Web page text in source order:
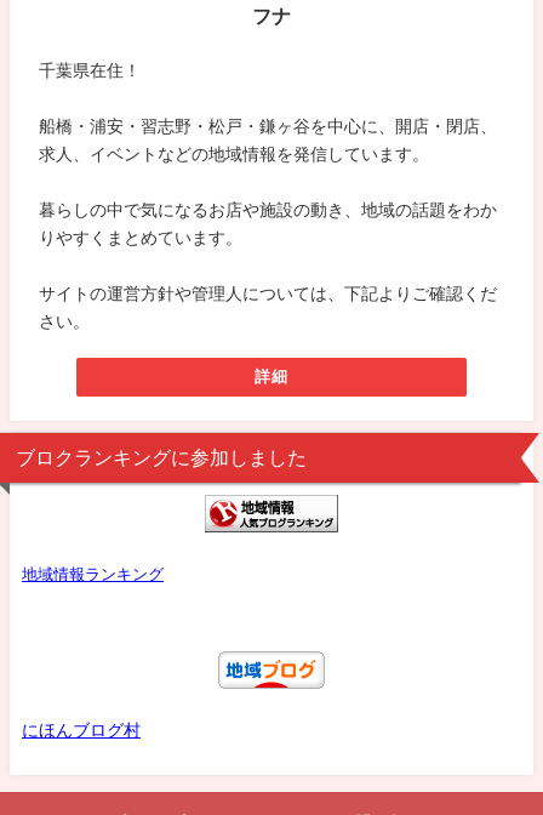
フナ
千葉県在住！
船橋・浦安・習志野・松戸・鎌ヶ谷を中心に、開店・閉店、
求人、イベントなどの地域情報を発信しています。
暮らしの中で気になるお店や施設の動き、地域の話題をわか
りやすくまとめています。
サイトの運営方針や管理人については、下記よりご確認くだ
さい。
詳細
ブロクランキングに参加しました
地域情報ランキング
にほんブログ村